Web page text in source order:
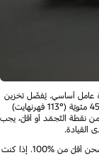
عامل أساسي. يُفضّل تخزين
السّيّارة في درجات حرارة تتراوح بين °0 مئويّة (°32 فهرنهايت) و°45 مئويّة (°113 فهرنهايت)
نقطة التّجمّد أو أقلّ، يجب
القيادة.
يمكنك أيضًا إطالة عمر البطّاريّة من خلال الحفاظ على مستوى الشّحن أقلّ من %100. إذا كنت